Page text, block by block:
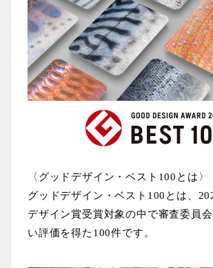
〈グッドデザイン・ベスト 100 とは〉
グッドデザイン・ベスト 100 とは、
デザイン賞受賞対象の中で審査委員
い評価を得た 100件です。